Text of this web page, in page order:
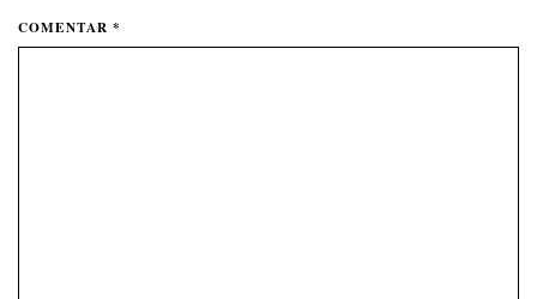
COMENTAR *